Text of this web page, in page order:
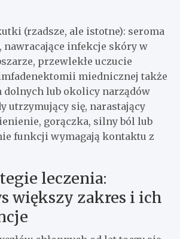
(rzadsze, ale istotne): seroma
nawracające infekcje skóry w
przewlekłe uczucie
miednicznej także
dolnych lub okolicy narządów
utrzymujący się, narastający
gorączka, silny ból lub
funkcji wymagają kontaktu z
leczenia:
większy zakres i ich